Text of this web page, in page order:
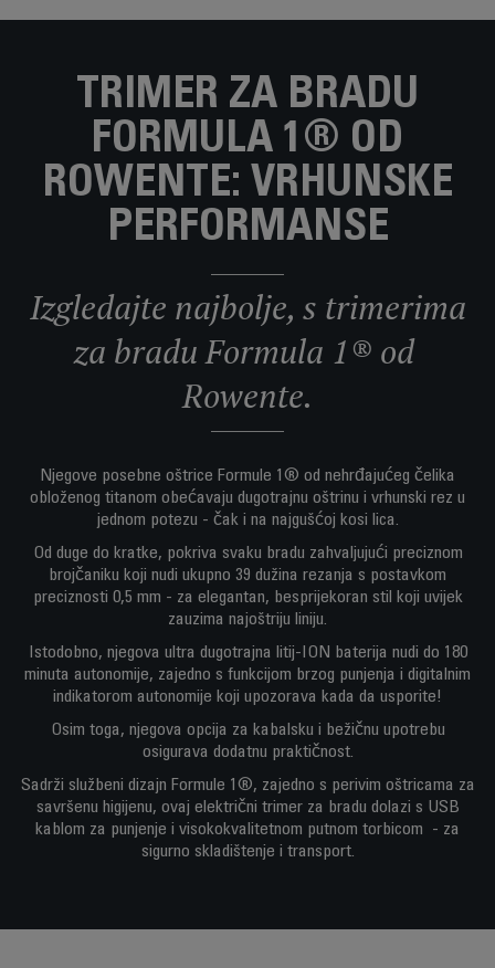
TRIMER ZA BRADU
FORMULA 1® OD
ROWENTE: VRHUNSKE
PERFORMANSE
Izgledajte najbolje, s trimerima
za bradu Formula 1® od
Rowente.
Njegove posebne oštrice Formule 1® od nehrđajućeg čelika
obloženog titanom obećavaju dugotrajnu oštrinu i vrhunski rez u
jednom potezu - čak i na najgušćoj kosi lica.
Od duge do kratke, pokriva svaku bradu zahvaljujući preciznom
brojčaniku koji nudi ukupno 39 dužina rezanja s postavkom
preciznosti 0,5 mm - za elegantan, besprijekoran stil koji uvijek
zauzima najoštriju liniju.
Istodobno, njegova ultra dugotrajna litij-ION baterija nudi do 180
minuta autonomije, zajedno s funkcijom brzog punjenja i digitalnim
indikatorom autonomije koji upozorava kada da usporite!
Osim toga, njegova opcija za kabalsku i bežičnu upotrebu
osigurava dodatnu praktičnost.
Sadrži službeni dizajn Formule 1®, zajedno s perivim oštricama za
savršenu higijenu, ovaj električni trimer za bradu dolazi s USB
kablom za punjenje i visokokvalitetnom putnom torbicom - za
sigurno skladištenje i transport.